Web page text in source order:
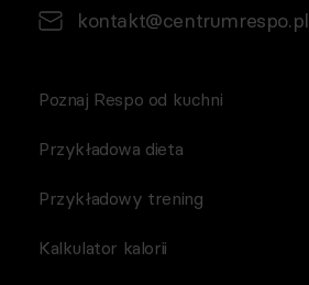
kontakt@centrumrespo.pl
Poznaj Respo od kuchni
Przykładowa dieta
Przykładowy trening
Kalkulator kalorii